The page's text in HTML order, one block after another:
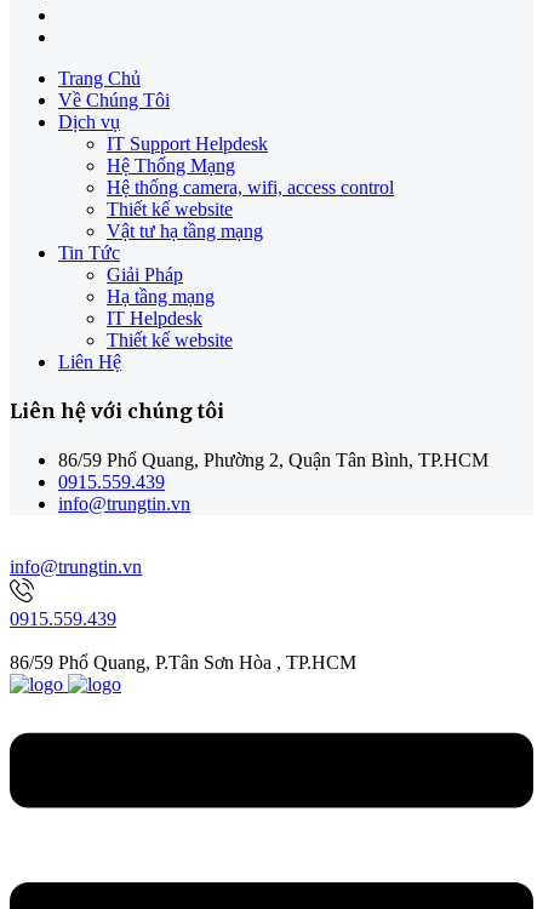
Trang Chủ
Về Chúng Tôi
Dịch vụ
IT Support Helpdesk
Hệ Thống Mạng
Hệ thống camera, wifi, access control
Thiết kế website
Vật tư hạ tầng mạng
Tin Tức
Giải Pháp
Hạ tầng mạng
IT Helpdesk
Thiết kế website
Liên Hệ
Liên hệ với chúng tôi
86/59 Phổ Quang, Phường 2, Quận Tân Bình, TP.HCM
0915.559.439
info@trungtin.vn
info@trungtin.vn
0915.559.439
86/59 Phổ Quang, P.Tân Sơn Hòa , TP.HCM